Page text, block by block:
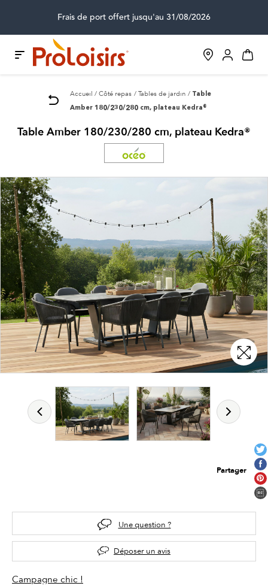
Frais de port offert jusqu'au 31/08/2026
Accueil Côté repas Tables de jardin Table
Amber 180/230/280 cm, plateau Kedra®
Table Amber 180/230/280 cm, plateau Kedra®
Partager
Une question ?
Déposer un avis
Campagne chic !